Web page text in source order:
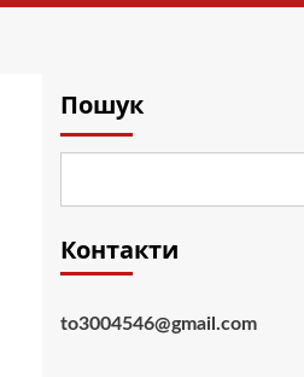
Пошук
Контакти
to3004546@gmail.com